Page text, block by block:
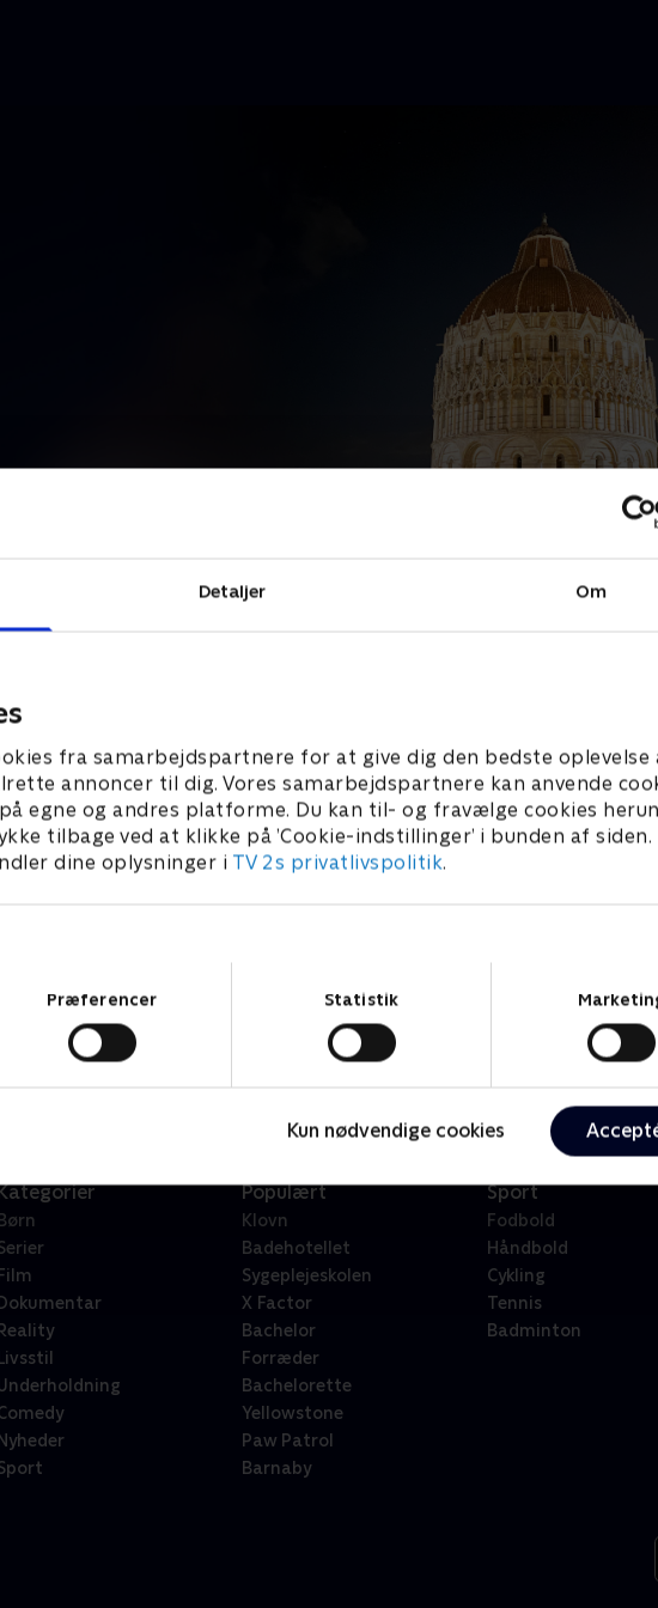
Detaljer Om
fra samarbejdspartnere for at give dig den bedste oplevelse
annoncer til dig. Vores samarbejdspartnere kan anvende
egne og andres platforme. Du kan til- og fravælge cookies
tilbage ved at klikke på ’Cookie-indstillinger’ i bunden af siden.
dine oplysninger i TV 2s privatlivspolitik.
Præferencer Statistik
Kun nødvendige cookies
der
i
Star Wars: Visions Presents - The Ninth Jedi
Serier • 1 sæsoner
LEGO filmen 2
2019 • Film • 1 t. 47
Børn
Film
Dokumentar
Reality
Livsstil
Nyheder
Populært
Klovn
Badehotellet
Sygeplejeskolen
X Factor
Bachelor
Forræder
Bachelorette
Yellowstone
Paw Patrol
Barnaby
Sport
Fodbold
Håndbold
Cykling
Tennis
Badminton